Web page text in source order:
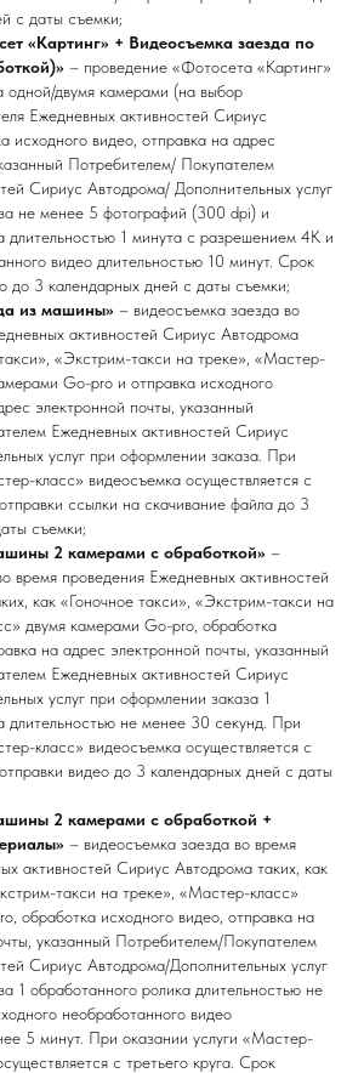
с даты съемки;
«Картинг» + Видеосъемка заезда по
– проведение «Фотосета «Картинг»
одной/двумя камерами (на выбор
Ежедневных активностей Сириус
исходного видео, отправка на адрес
Потребителем/ Покупателем
Сириус Автодрома/ Дополнительных услуг
не менее 5 фотографий (300 dpi) и
длительностью 1 минута с разрешением 4К и
видео длительностью 10 минут. Срок
до 3 календарных дней с даты съемки;
из машины» – видеосъемка заезда во
активностей Сириус Автодрома
«Экстрим-такси на треке», «Мастер-
Go-pro и отправка исходного
электронной почты, указанный
Ежедневных активностей Сириус
услуг при оформлении заказа. При
класс» видеосъемка осуществляется с
ссылки на скачивание файла до 3
съемки;
2 камерами с обработкой» –
время проведения Ежедневных активностей
как «Гоночное такси», «Экстрим-такси на
двумя камерами Go-pro, обработка
на адрес электронной почты, указанный
Ежедневных активностей Сириус
услуг при оформлении заказа 1
длительностью не менее 30 секунд. При
класс» видеосъемка осуществляется с
видео до 3 календарных дней с даты
2 камерами с обработкой +
– видеосъемка заезда во время
активностей Сириус Автодрома таких, как
такси на треке», «Мастер-класс»
обработка исходного видео, отправка на
указанный Потребителем/Покупателем
Сириус Автодрома/Дополнительных услуг
1 обработанного ролика длительностью не
необработанного видео
5 минут. При оказании услуги «Мастер-
с третьего круга. Срок